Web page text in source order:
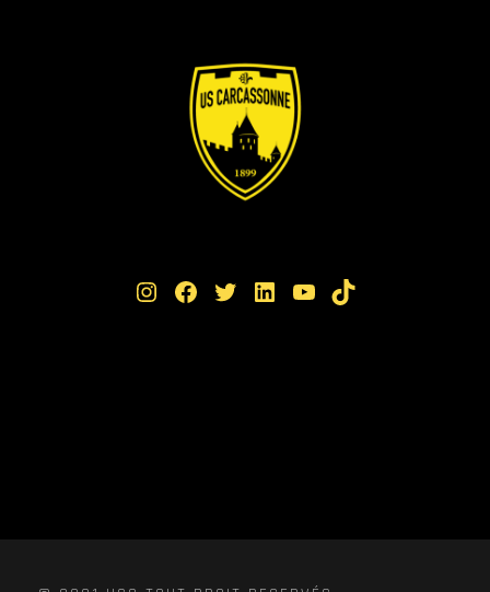
Instagram Facebook Twitter LinkedIn YouTube TikTok